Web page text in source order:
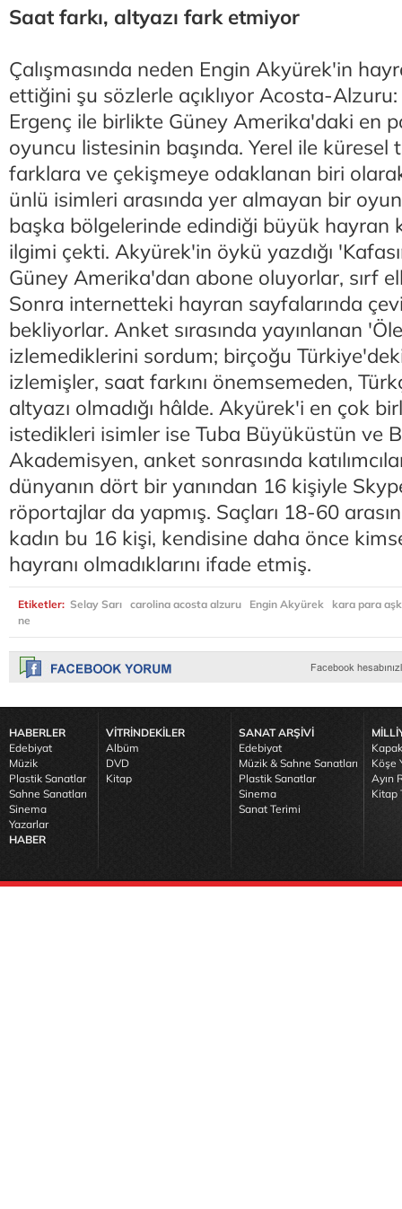
Saat farkı, altyazı fark etmiyor
Çalışmasında neden Engin Akyürek'in
ettiğini şu sözlerle açıklıyor Acosta-
Ergenç ile birlikte Güney Amerika'daki en
oyuncu listesinin başında. Yerel ile küresel
farklara ve çekişmeye odaklanan biri
ünlü isimleri arasında yer almayan bir
başka bölgelerinde edindiği büyük hayran
ilgimi çekti. Akyürek'in öykü yazdığı
Güney Amerika'dan abone oluyorlar, sırf
Sonra internetteki hayran sayfalarında
bekliyorlar. Anket sırasında yayınlanan
izlemediklerini sordum; birçoğu Türkiye'deki
izlemişler, saat farkını önemsemeden,
altyazı olmadığı hâlde. Akyürek'i en çok
istedikleri isimler ise Tuba Büyüküstün ve
Akademisyen, anket sonrasında
dünyanın dört bir yanından 16 kişiyle
röportajlar da yapmış. Saçları 18-60
kadın bu 16 kişi, kendisine daha önce
hayranı olmadıklarını ifade etmiş.
Etiketler: Selay Sarı carolina acosta alzuru Engin Akyürek
kara para aşk
ne
HABERLER
Edebiyat
Müzik
Plastik Sanatlar
Sahne Sanatları
Sinema
Yazarlar
HABER
VİTRİNDEKİLER
Albüm
DVD
Kitap
SANAT ARŞİVİ
Edebiyat
Müzik & Sahne Sanatları
Plastik Sanatlar
Sinema
Sanat Terimi
Köşe
Ayın
Kitap